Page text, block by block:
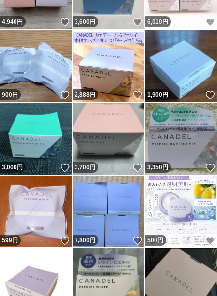
4,940円 いいね！
3,600円 いいね！
6,010 円
900円 いいね！
2,888円 いいね！
1,900円
3,000円 いいね！
3,700円 いいね！
3,350円
599円 いいね！
7,800円 いいね！
500 円